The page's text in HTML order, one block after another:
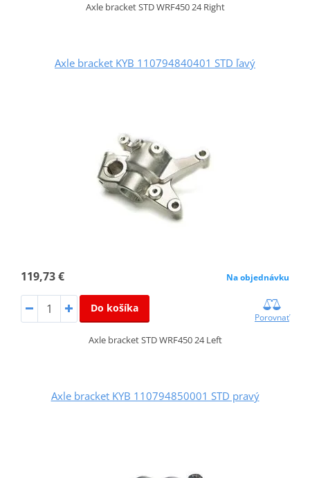
Axle bracket STD WRF450 24 Right
Axle bracket KYB 110794840401 STD ľavý
119,73 € Na objednávku
Do košíka
Porovnať
Axle bracket STD WRF450 24 Left
Axle bracket KYB 110794850001 STD pravý